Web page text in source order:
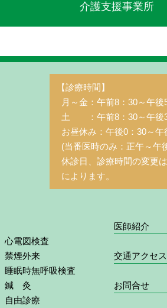
介護支援事業所
【診療時間】
月～金：午前8：30～午後
土 ：午前8：30～午後
お昼休み：午後0：30～午
(当番医時のみ：正午～午
休診日、診療時間の変更
によります。
心電図検査
禁煙外来
睡眠時無呼吸検査
鍼 灸
自由診療
医師紹介
交通アクセス
お問合せ